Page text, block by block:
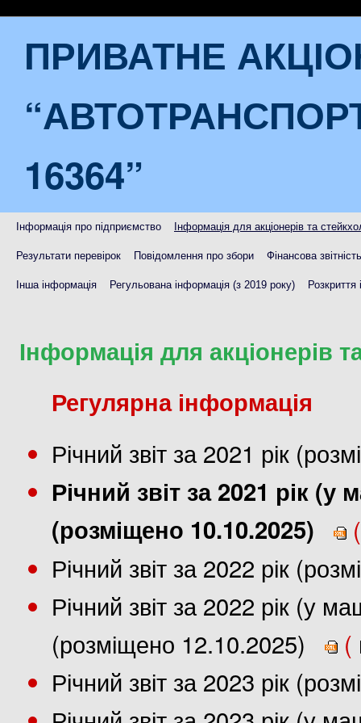
ПРИВАТНЕ
16364”
Інформація про підприємство Інформація для акціонерів та
Результати перевірок Повідомлення про збори Фінансова
Інша інформація Регульована інформація (з 2019 року) Розкриття
Інформація для акціонерів
Регулярна інформація
Річний звіт за 2021 рік
Річний звіт за 2021 рік
(розміщено 10.10.2025)
(
Річний звіт за 2022 рік
Річний звіт за 2022 рік (у
(розміщено 12.10.2025)
(
Річний звіт за 2023 рік